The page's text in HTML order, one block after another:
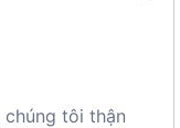
chúng tôi thận